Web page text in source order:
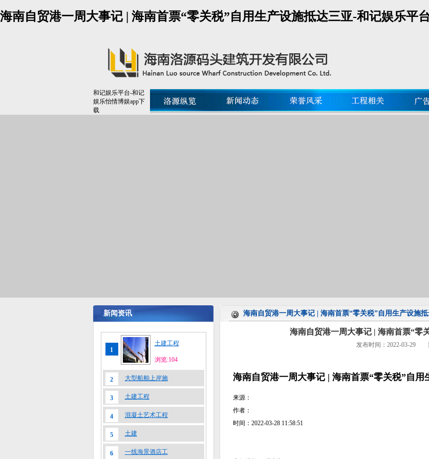
海南自贸港一周大事记 | 海南首票“零关税”自用生产设施抵达三亚-和记娱乐平
和记娱乐平台-和记
娱乐怡情博娱app下
载
新闻资讯 海南自贸港一周大事记 | 海南首票“零关税”自用生产设施
1
土建工程
浏览:104
2 大型船舶上岸施
3 土建工程
4 混凝土艺术工程
5 土建
6 一线海景酒店工
海南自贸港一周大事记 | 海南首票“零
发布时间：2022-03-29
海南自贸港一周大事记 | 海南首票“零关税”自用
来源：
作者：
时间：2022-03-28 11:58:51